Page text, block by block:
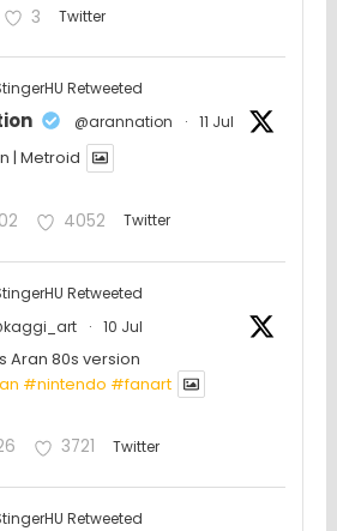
3 Twitter
Retweeted
@arannation · 11 Jul
| Metroid
4052 Twitter
Retweeted
· 10 Jul
Aran 80s version
#nintendo #fanartㅤㅤㅤㅤ
3721 Twitter
Retweeted